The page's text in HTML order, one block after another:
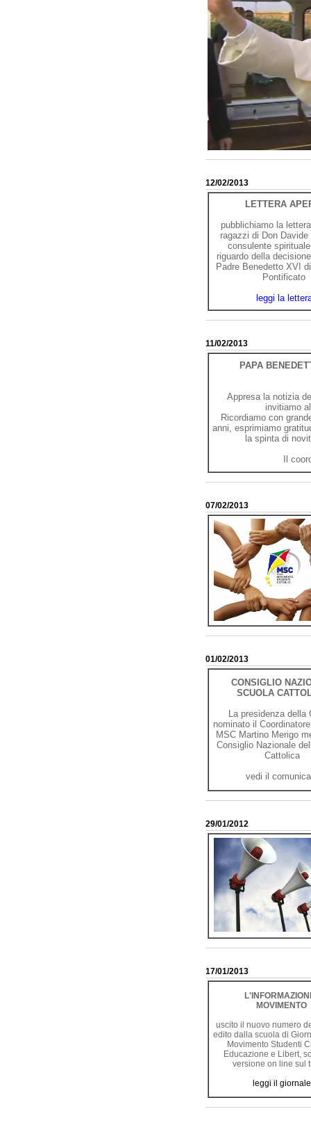
12/02/2013
LETTERA
pubblichiamo la
ragazzi di Don
consulente
riguardo della
Padre Benedetto XVI
Pontificato
leggi la
11/02/2013
PAPA
Appresa la notizia
invitiamo
Ricordiamo con
anni, esprimiamo
la spinta di
Il
07/02/2013
01/02/2013
CONSIGLIO
SCUOLA
La presidenza della
nominato il
MSC Martino Merigo
Consiglio Nazionale
Cattolica
vedi il
29/01/2012
17/01/2013
MOVIMENTO
uscito il nuovo numero
edito dalla scuola di
Movimento Studenti
Educazione e Libert,
versione on line sul
leggi il giornale